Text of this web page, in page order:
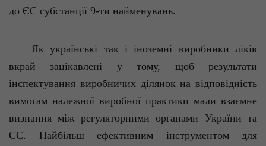
до ЄС субстанції 9-ти найменувань.
Як українські так і іноземні виробники ліків
вкрай зацікавлені у тому, щоб результати
інспектування виробничих ділянок на відповідність
вимогам належної виробної практики мали взаємне
визнання між регуляторними органами України та
ЄС. Найбільш ефективним інструментом для